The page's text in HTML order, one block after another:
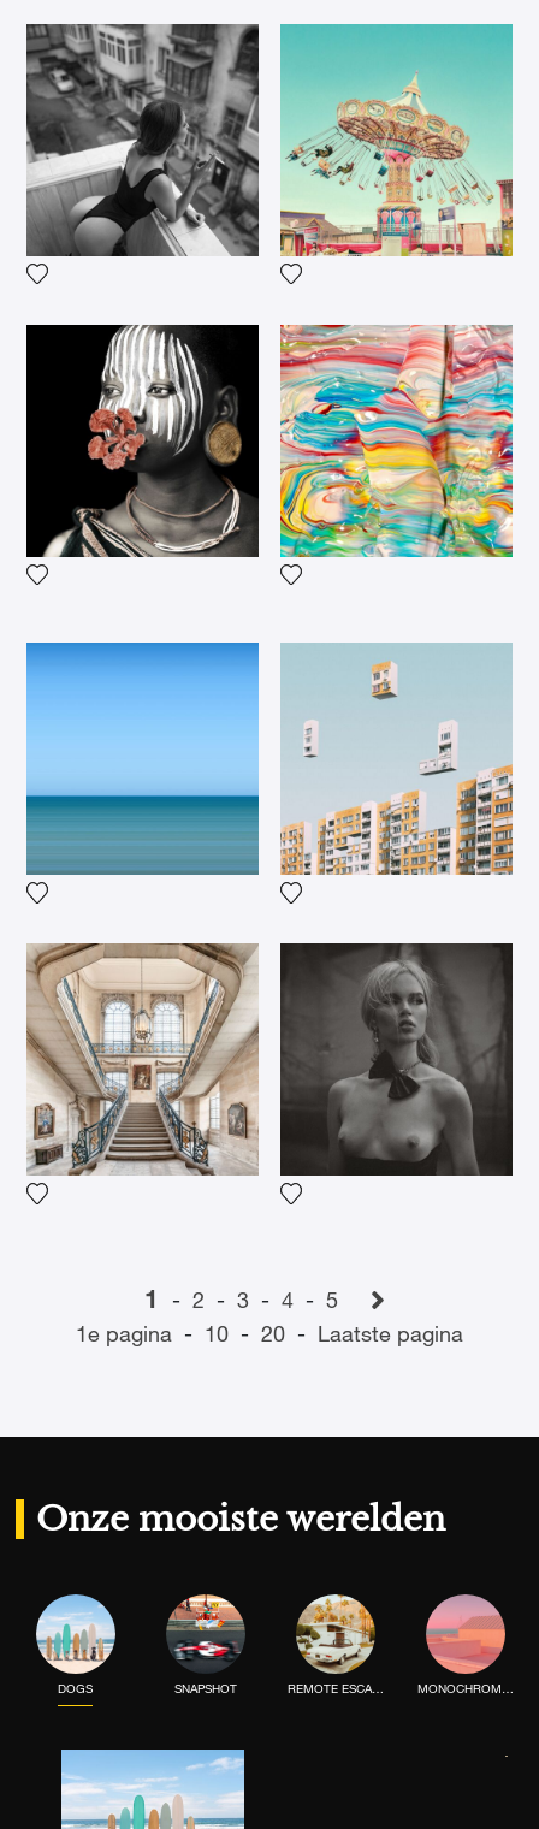
1 - 2 - 3 - 4 - 5 
1e pagina - 10 - 20 - Laatste pagina
Onze mooiste werelden
DOGS SNAPSHOT REMOTE ESCAPE MONOCHROME MOOD